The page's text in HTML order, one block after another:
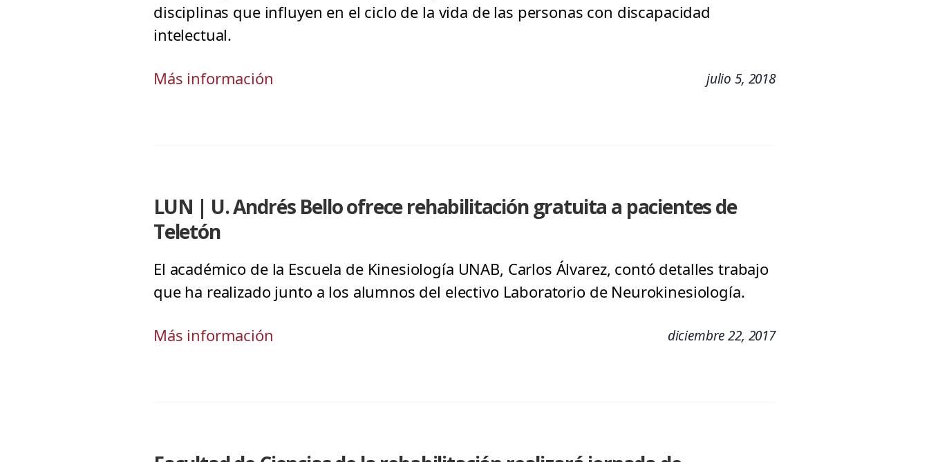
disciplinas que influyen en el ciclo de la vida de las personas con discapacidad
intelectual.
Más información julio 5, 2018
LUN | U. Andrés Bello ofrece rehabilitación gratuita a pacientes de
Teletón
El académico de la Escuela de Kinesiología UNAB, Carlos Álvarez, contó detalles trabajo
que ha realizado junto a los alumnos del electivo Laboratorio de Neurokinesiología.
Más información diciembre 22, 2017